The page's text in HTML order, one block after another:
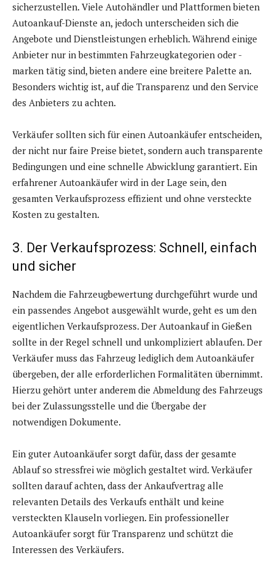
sicherzustellen. Viele Autohändler und Plattformen bieten
Autoankauf-Dienste an, jedoch unterscheiden sich die
Angebote und Dienstleistungen erheblich. Während einige
Anbieter nur in bestimmten Fahrzeugkategorien oder -
marken tätig sind, bieten andere eine breitere Palette an.
Besonders wichtig ist, auf die Transparenz und den Service
des Anbieters zu achten.
Verkäufer sollten sich für einen Autoankäufer entscheiden,
der nicht nur faire Preise bietet, sondern auch transparente
Bedingungen und eine schnelle Abwicklung garantiert. Ein
erfahrener Autoankäufer wird in der Lage sein, den
gesamten Verkaufsprozess effizient und ohne versteckte
Kosten zu gestalten.
3. Der Verkaufsprozess: Schnell, einfach
und sicher
Nachdem die Fahrzeugbewertung durchgeführt wurde und
ein passendes Angebot ausgewählt wurde, geht es um den
eigentlichen Verkaufsprozess. Der Autoankauf in Gießen
sollte in der Regel schnell und unkompliziert ablaufen. Der
Verkäufer muss das Fahrzeug lediglich dem Autoankäufer
übergeben, der alle erforderlichen Formalitäten übernimmt.
Hierzu gehört unter anderem die Abmeldung des Fahrzeugs
bei der Zulassungsstelle und die Übergabe der
notwendigen Dokumente.
Ein guter Autoankäufer sorgt dafür, dass der gesamte
Ablauf so stressfrei wie möglich gestaltet wird. Verkäufer
sollten darauf achten, dass der Ankaufvertrag alle
relevanten Details des Verkaufs enthält und keine
versteckten Klauseln vorliegen. Ein professioneller
Autoankäufer sorgt für Transparenz und schützt die
Interessen des Verkäufers.